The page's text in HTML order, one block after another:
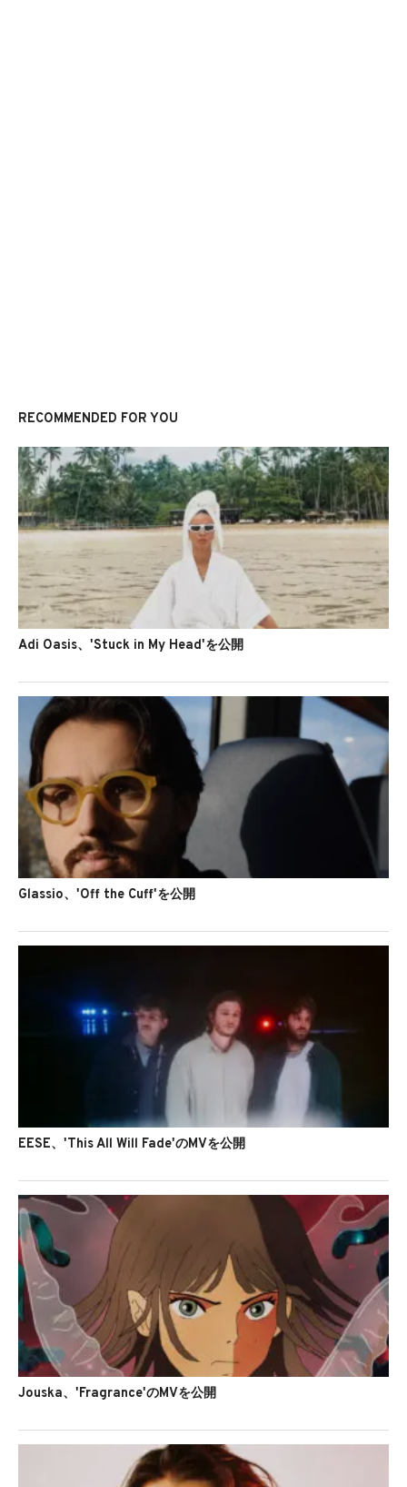
RECOMMENDED FOR YOU
Adi Oasis、'Stuck in My Head'を公開
Glassio、'Off the Cuff'を公開
EESE、'This All Will Fade'のMVを公開
Jouska、'Fragrance'のMVを公開